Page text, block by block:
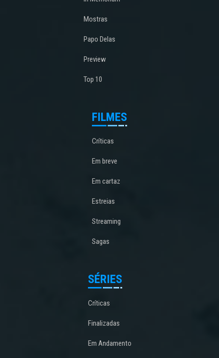
Mostras
Papo Delas
Preview
Top 10
FILMES
Críticas
Em breve
Em cartaz
Estreias
Streaming
Sagas
SÉRIES
Críticas
Finalizadas
Em Andamento